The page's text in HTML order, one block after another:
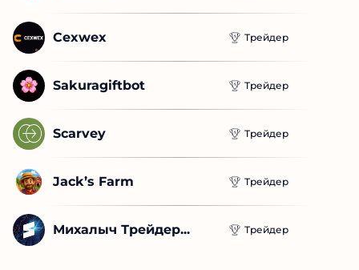
Cexwex Трейдер
Sakuragiftbot Трейдер
Scarvey Трейдер
Jack’s Farm Трейдер
Михалыч Трейдер... Трейдер